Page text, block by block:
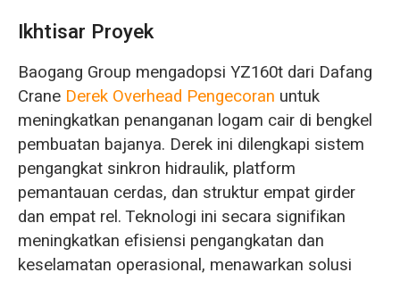
Ikhtisar Proyek
Baogang Group mengadopsi YZ160t dari Dafang
Crane Derek Overhead Pengecoran untuk
meningkatkan penanganan logam cair di bengkel
pembuatan bajanya. Derek ini dilengkapi sistem
pengangkat sinkron hidraulik, platform
pemantauan cerdas, dan struktur empat girder
dan empat rel. Teknologi ini secara signifikan
meningkatkan efisiensi pengangkatan dan
keselamatan operasional, menawarkan solusi